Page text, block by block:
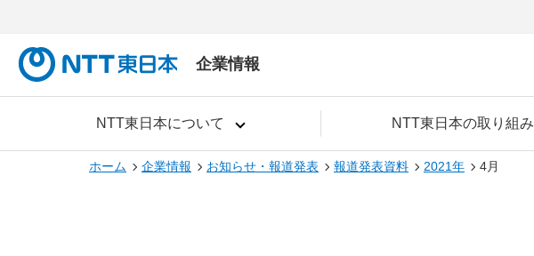
企業情報
NTT東日本について NTT東日本の取り組み
ホーム 企業情報 お知らせ・報道発表 報道発表資料 2021年 4月